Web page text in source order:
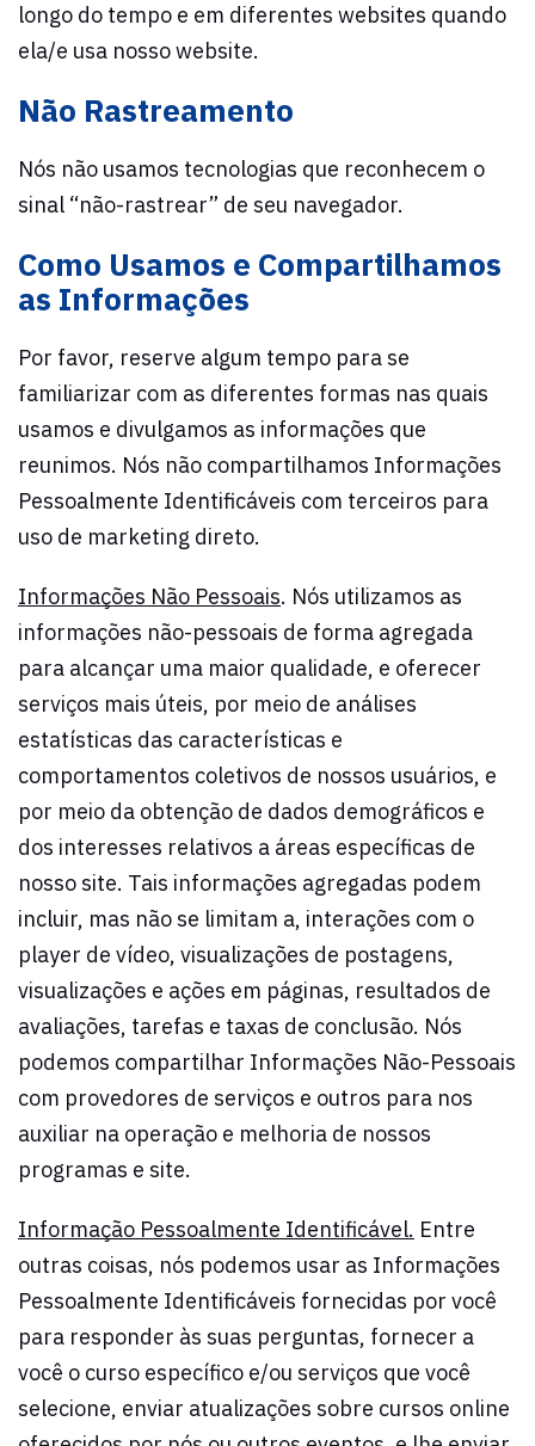
longo do tempo e em diferentes websites quando
ela/e usa nosso website.
Não Rastreamento
Nós não usamos tecnologias que reconhecem o
sinal “não-rastrear” de seu navegador.
Como Usamos e Compartilhamos
as Informações
Por favor, reserve algum tempo para se
familiarizar com as diferentes formas nas quais
usamos e divulgamos as informações que
reunimos. Nós não compartilhamos Informações
Pessoalmente Identificáveis com terceiros para
uso de marketing direto.
Informações Não Pessoais. Nós utilizamos as
informações não-pessoais de forma agregada
para alcançar uma maior qualidade, e oferecer
serviços mais úteis, por meio de análises
estatísticas das características e
comportamentos coletivos de nossos usuários, e
por meio da obtenção de dados demográficos e
dos interesses relativos a áreas específicas de
nosso site. Tais informações agregadas podem
incluir, mas não se limitam a, interações com o
player de vídeo, visualizações de postagens,
visualizações e ações em páginas, resultados de
avaliações, tarefas e taxas de conclusão. Nós
podemos compartilhar Informações Não-Pessoais
com provedores de serviços e outros para nos
auxiliar na operação e melhoria de nossos
programas e site.
Informação Pessoalmente Identificável. Entre
outras coisas, nós podemos usar as Informações
Pessoalmente Identificáveis fornecidas por você
para responder às suas perguntas, fornecer a
você o curso específico e/ou serviços que você
selecione, enviar atualizações sobre cursos online